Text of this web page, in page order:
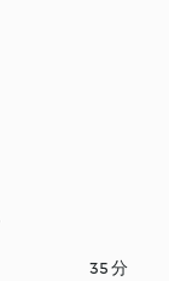
35 分